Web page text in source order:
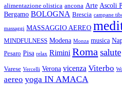
alimentazione olistica ancona Arte Ascoli
Bergamo BOLOGNA Brescia campane
massaggi MASSAGGIO AEREO
MINDFULNESS Modena Monza musica
Pesaro Pisa relax Rimini Roma salute
Varese Vercelli Verona vicenza Viterbo
aereo yoga IN AMACA